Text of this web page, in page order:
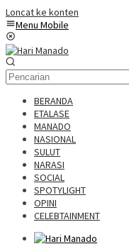
Loncat ke konten
Menu Mobile
BERANDA
ETALASE
MANADO
NASIONAL
SULUT
NARASI
SOCIAL
SPOTYLIGHT
OPINI
CELEBTAINMENT